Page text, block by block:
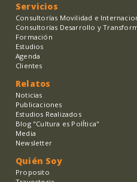
Servicios
Consultorías Movilidad e
Consultorías Desarrollo y
Formación
Estudios
Agenda
Clientes
Relatos
Noticias
Publicaciones
Estudios Realizados
Blog "Cultura es PolÍtica"
Media
Newsletter
Quién Soy
Proposito